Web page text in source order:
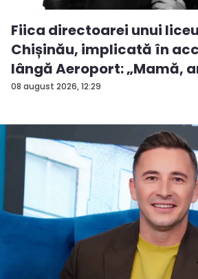
08 august 2026, 12:29
Fiica directoarei unui
Chișinău, implicată în
lângă Aeroport: „Mamă,
ac...